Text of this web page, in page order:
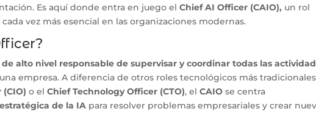
Es aquí donde entra en juego elChief AI Officer (CAIO), un rol
vez más esencial en las organizaciones modernas.
alto nivel responsable de supervisar y coordinar todas las
empresa. A diferencia de otros roles tecnológicos más
o elChief Technology Officer (CTO), elCAIOse centra
de la IA para resolver problemas empresariales y crear